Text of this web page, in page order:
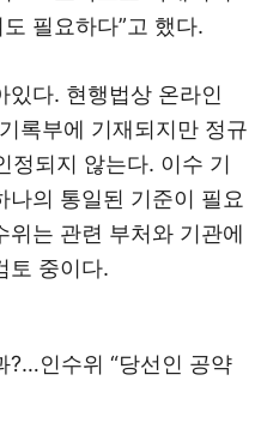
필요하다”고 했다.
있다. 현행법상 온라인
록부에 기재되지만 정규
정되지 않는다. 이수 기
의 통일된 기준이 필요
는 관련 부처와 기관에
토 중이다.
?…인수위 “당선인 공약